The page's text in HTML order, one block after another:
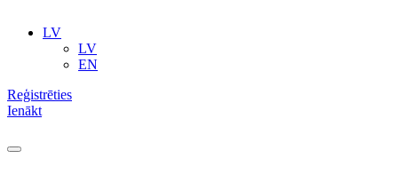
LV
LV
EN
Reģistrēties
Ienākt